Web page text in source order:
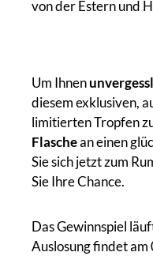
von der Estern und
Um Ihnen
diesem exklusiven,
limitierten Tropfen
Flaschean einen
Sie sich jetzt zum
Sie Ihre Chance.
Das Gewinnspiel
Auslosung findet